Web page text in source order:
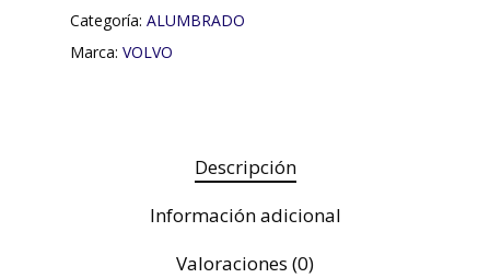
Categoría: ALUMBRADO
Marca: VOLVO
Descripción
Información adicional
Valoraciones (0)